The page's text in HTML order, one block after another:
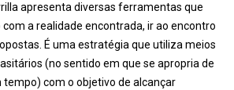
apresenta diversas ferramentas que
a realidade encontrada, ir ao encontro
É uma estratégia que utiliza meios
(no sentido em que se apropria de
com o objetivo de alcançar